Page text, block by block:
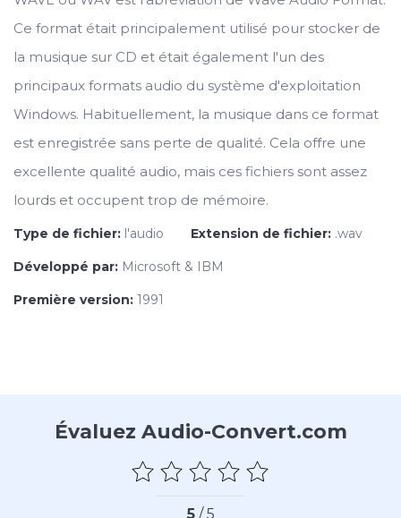
Ce format était principalement utilisé pour stocker de
la musique sur CD et était également l'un des
principaux formats audio du système d'exploitation
Windows. Habituellement, la musique dans ce format
est enregistrée sans perte de qualité. Cela offre une
excellente qualité audio, mais ces fichiers sont assez
lourds et occupent trop de mémoire.
Type de fichier: l'audio Extension de fichier: .wav
Développé par: Microsoft & IBM
Première version: 1991
Évaluez Audio-Convert.com
5/ 5